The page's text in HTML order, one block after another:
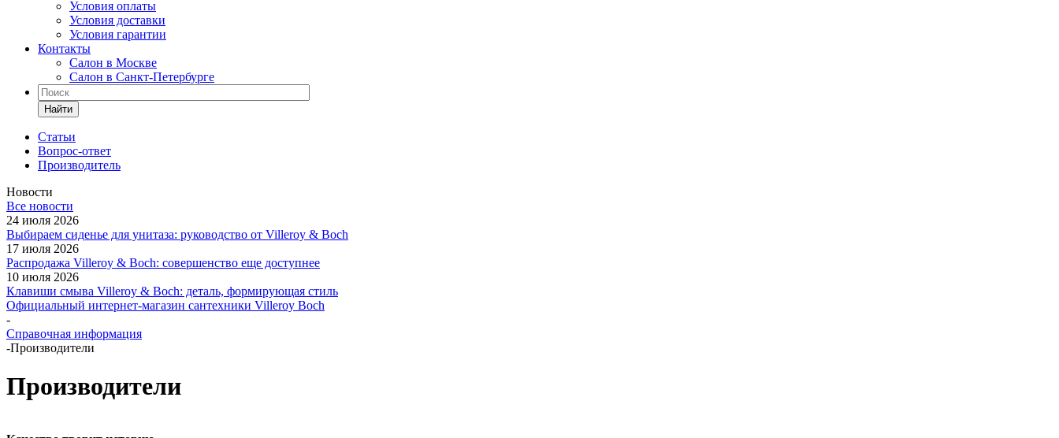
Условия оплаты
Условия доставки
Условия гарантии
Контакты
Салон в Москве
Салон в Санкт-Петербурге
Найти
Статьи
Вопрос-ответ
Производитель
Новости
Все новости
24 июля 2026
Выбираем сиденье для унитаза: руководство от Villeroy & Boch
17 июля 2026
Распродажа Villeroy & Boch: совершенство еще доступнее
10 июля 2026
Клавиши смыва Villeroy & Boch: деталь, формирующая стиль
Официальный интернет-магазин сантехники Villeroy Boch
-
Справочная информация
-Производители
Производители